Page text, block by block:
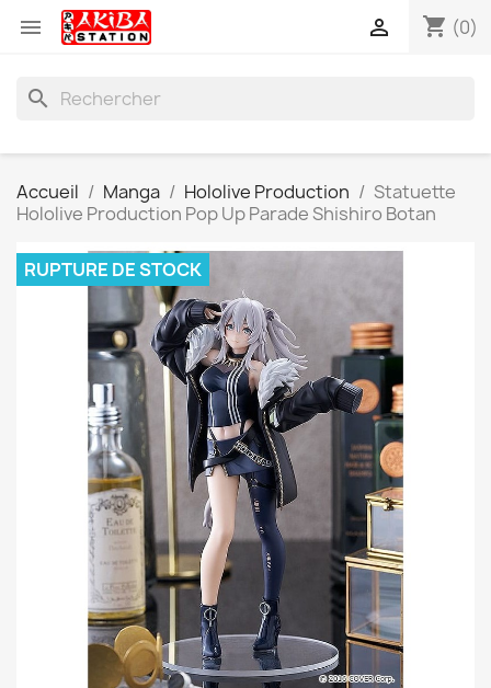
 shopping_cart (0)

search
Accueil Manga Hololive Production
Statuette
Hololive Production Pop Up Parade Shishiro Botan
RUPTURE DE STOCK